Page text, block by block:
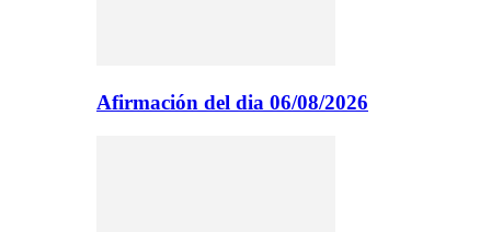
Afirmación del dia 06/08/2026